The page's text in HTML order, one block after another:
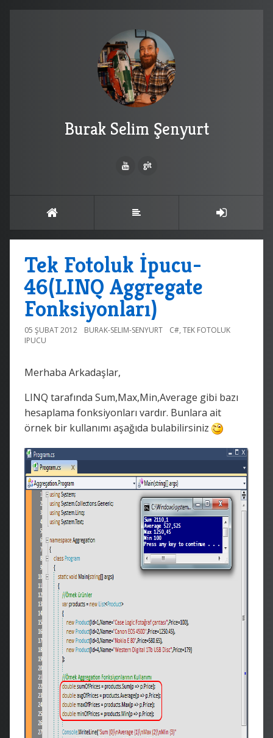
Burak Selim Şenyurt
Tek Fotoluk İpucu-
46(LINQ Aggregate
Fonksiyonları)
05 ŞUBAT 2012 BURAK-SELIM-SENYURT C#, TEK FOTOLUK
IPUCU
Merhaba Arkadaşlar,
LINQ tarafında Sum,Max,Min,Average gibi bazı
hesaplama fonksiyonları vardır. Bunlara ait
örnek bir kullanımı aşağıda bulabilirsiniz